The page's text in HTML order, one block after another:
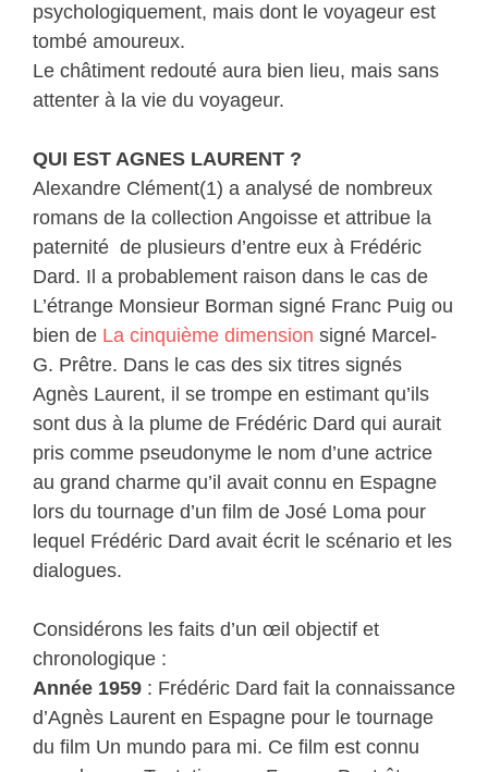
psychologiquement, mais dont le voyageur est
tombé amoureux.
Le châtiment redouté aura bien lieu, mais sans
attenter à la vie du voyageur.
QUI EST AGNES LAURENT ?
Alexandre Clément(1) a analysé de nombreux
romans de la collection Angoisse et attribue la
paternité de plusieurs d’entre eux à Frédéric
Dard. Il a probablement raison dans le cas de
L’étrange Monsieur Borman signé Franc Puig ou
bien de La cinquième dimension signé Marcel-
G. Prêtre. Dans le cas des six titres signés
Agnès Laurent, il se trompe en estimant qu’ils
sont dus à la plume de Frédéric Dard qui aurait
pris comme pseudonyme le nom d’une actrice
au grand charme qu’il avait connu en Espagne
lors du tournage d’un film de José Loma pour
lequel Frédéric Dard avait écrit le scénario et les
dialogues.
Considérons les faits d’un œil objectif et
chronologique :
Année 1959 : Frédéric Dard fait la connaissance
d’Agnès Laurent en Espagne pour le tournage
du film Un mundo para mi. Ce film est connu